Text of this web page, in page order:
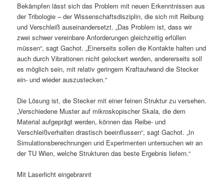
Bekämpfen lässt sich das Problem mit neuen Erkenntnissen aus
der Tribologie – der Wissenschaftsdisziplin, die sich mit Reibung
und Verschleiß auseinandersetzt. „Das Problem ist, dass wir
zwei schwer vereinbare Anforderungen gleichzeitig erfüllen
müssen“, sagt Gachot. „Einerseits sollen die Kontakte halten und
auch durch Vibrationen nicht gelockert werden, andererseits soll
es möglich sein, mit relativ geringem Kraftaufwand die Stecker
ein- und wieder auszustecken.“
Die Lösung ist, die Stecker mit einer feinen Struktur zu versehen.
„Verschiedene Muster auf mikroskopischer Skala, die dem
Material aufgeprägt werden, können das Reibe- und
Verschleißverhalten drastisch beeinflussen“, sagt Gachot. „In
Simulationsberechnungen und Experimenten untersuchen wir an
der TU Wien, welche Strukturen das beste Ergebnis liefern.“
Mit Laserlicht eingebrannt